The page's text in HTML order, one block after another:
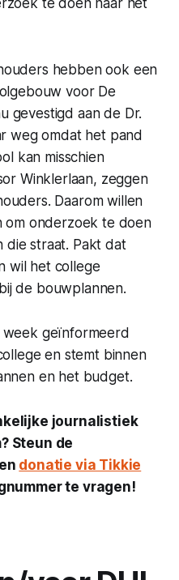
te doen naar het
hebben ook een
voor De
gevestigd aan de Dr.
weg omdat het pand
kan misschien
Winklerlaan, zeggen
Daarom willen
om onderzoek te doen
die straat. Pakt dat
wil het college
de bouwplannen.
week geïnformeerd
en stemt binnen
en het budget.
journalistiek
Steun de
donatie via Tikkie
te vragen!